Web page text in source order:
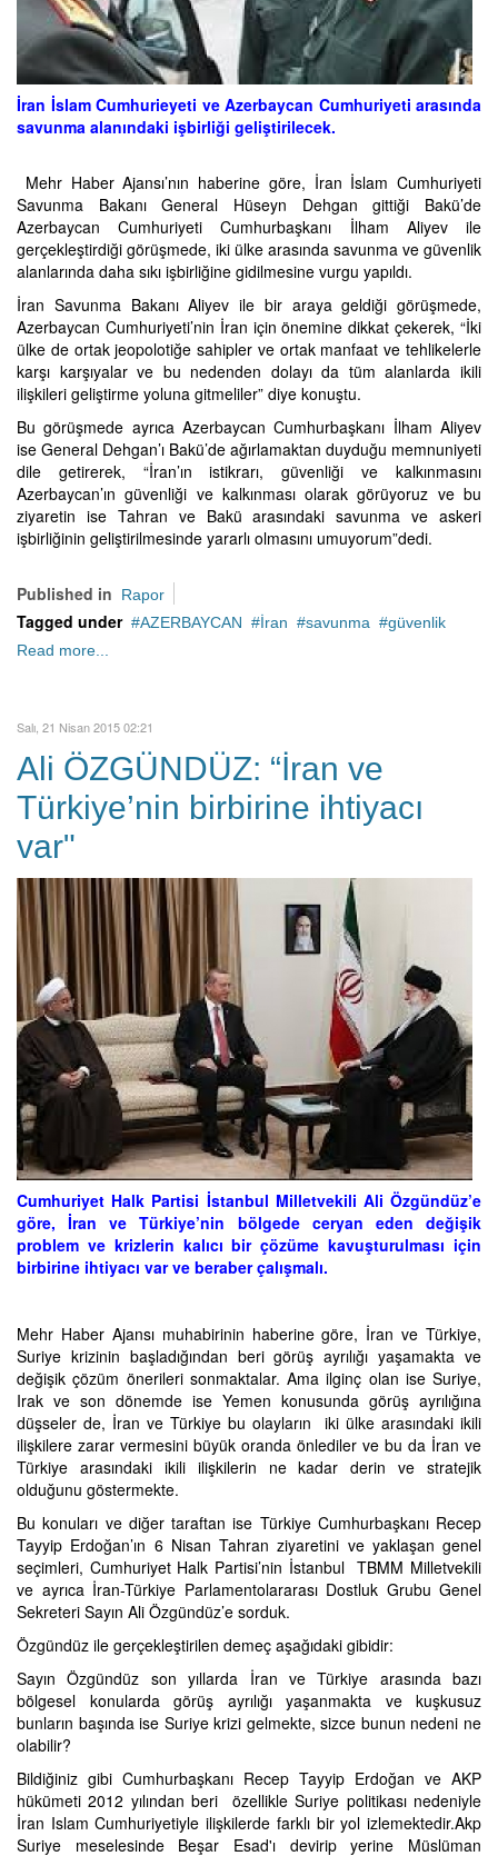
İran İslam Cumhurieyeti ve Azerbaycan Cumhuriyeti arasında
savunma alanındaki işbirliği geliştirilecek.
Mehr Haber Ajansı’nın haberine göre, İran İslam Cumhuriyeti
Savunma Bakanı General Hüseyn Dehgan gittiği Bakü’de
Azerbaycan Cumhuriyeti Cumhurbaşkanı İlham Aliyev ile
gerçekleştirdiği görüşmede, iki ülke arasında savunma ve güvenlik
alanlarında daha sıkı işbirliğine gidilmesine vurgu yapıldı.
İran Savunma Bakanı Aliyev ile bir araya geldiği görüşmede,
Azerbaycan Cumhuriyeti’nin İran için önemine dikkat çekerek, “İki
ülke de ortak jeopolotiğe sahipler ve ortak manfaat ve tehlikelerle
karşı karşıyalar ve bu nedenden dolayı da tüm alanlarda ikili
ilişkileri geliştirme yoluna gitmeliler” diye konuştu.
Bu görüşmede ayrıca Azerbaycan Cumhurbaşkanı İlham Aliyev
ise General Dehgan’ı Bakü’de ağırlamaktan duyduğu memnuniyeti
dile getirerek, “İran’ın istikrarı, güvenliği ve kalkınmasını
Azerbaycan’ın güvenliği ve kalkınması olarak görüyoruz ve bu
ziyaretin ise Tahran ve Bakü arasındaki savunma ve askeri
işbirliğinin geliştirilmesinde yararlı olmasını umuyorum”dedi.
Published in Rapor
Tagged under AZERBAYCAN İran savunma
güvenlik
Read more...
Salı, 21 Nisan 2015 02:21
Ali ÖZGÜNDÜZ: “İran ve
Türkiye’nin birbirine ihtiyacı
var"
Cumhuriyet Halk Partisi İstanbul Milletvekili Ali Özgündüz’e
göre, İran ve Türkiye’nin bölgede ceryan eden değişik
problem ve krizlerin kalıcı bir çözüme kavuşturulması için
birbirine ihtiyacı var ve beraber çalışmalı.
Mehr Haber Ajansı muhabirinin haberine göre, İran ve Türkiye,
Suriye krizinin başladığından beri görüş ayrılığı yaşamakta ve
değişik çözüm önerileri sonmaktalar. Ama ilginç olan ise Suriye,
Irak ve son dönemde ise Yemen konusunda görüş ayrılığına
düşseler de, İran ve Türkiye bu olayların iki ülke arasındaki ikili
ilişkilere zarar vermesini büyük oranda önlediler ve bu da İran ve
Türkiye arasındaki ikili ilişkilerin ne kadar derin ve stratejik
olduğunu göstermekte.
Bu konuları ve diğer taraftan ise Türkiye Cumhurbaşkanı Recep
Tayyip Erdoğan’ın 6 Nisan Tahran ziyaretini ve yaklaşan genel
seçimleri, Cumhuriyet Halk Partisi’nin İstanbul TBMM Milletvekili
ve ayrıca İran-Türkiye Parlamentolararası Dostluk Grubu Genel
Sekreteri Sayın Ali Özgündüz’e sorduk.
Özgündüz ile gerçekleştirilen demeç aşağıdaki gibidir:
Sayın Özgündüz son yıllarda İran ve Türkiye arasında bazı
bölgesel konularda görüş ayrılığı yaşanmakta ve kuşkusuz
bunların başında ise Suriye krizi gelmekte, sizce bunun nedeni ne
olabilir?
Bildiğiniz gibi Cumhurbaşkanı Recep Tayyip Erdoğan ve AKP
hükümeti 2012 yılından beri özellikle Suriye politikası nedeniyle
İran Islam Cumhuriyetiyle ilişkilerde farklı bir yol izlemektedir.Akp
Suriye meselesinde Beşar Esad'ı devirip yerine Müslüman